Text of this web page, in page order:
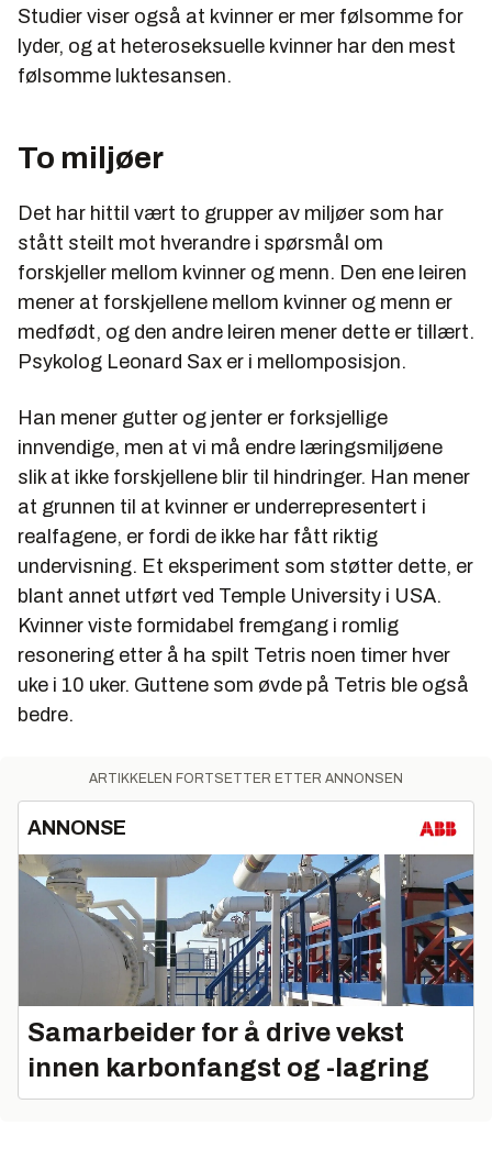
Studier viser også at kvinner er mer følsomme for
lyder, og at heteroseksuelle kvinner har den mest
følsomme luktesansen.
To miljøer
Det har hittil vært to grupper av miljøer som har
stått steilt mot hverandre i spørsmål om
forskjeller mellom kvinner og menn. Den ene leiren
mener at forskjellene mellom kvinner og menn er
medfødt, og den andre leiren mener dette er tillært.
Psykolog Leonard Sax er i mellomposisjon.
Han mener gutter og jenter er forksjellige
innvendige, men at vi må endre læringsmiljøene
slik at ikke forskjellene blir til hindringer. Han mener
at grunnen til at kvinner er underrepresentert i
realfagene, er fordi de ikke har fått riktig
undervisning. Et eksperiment som støtter dette, er
blant annet utført ved Temple University i USA.
Kvinner viste formidabel fremgang i romlig
resonering etter å ha spilt Tetris noen timer hver
uke i 10 uker. Guttene som øvde på Tetris ble også
bedre.
ARTIKKELEN FORTSETTER ETTER ANNONSEN
ANNONSE
Samarbeider for å drive vekst
innen karbonfangst og -lagring